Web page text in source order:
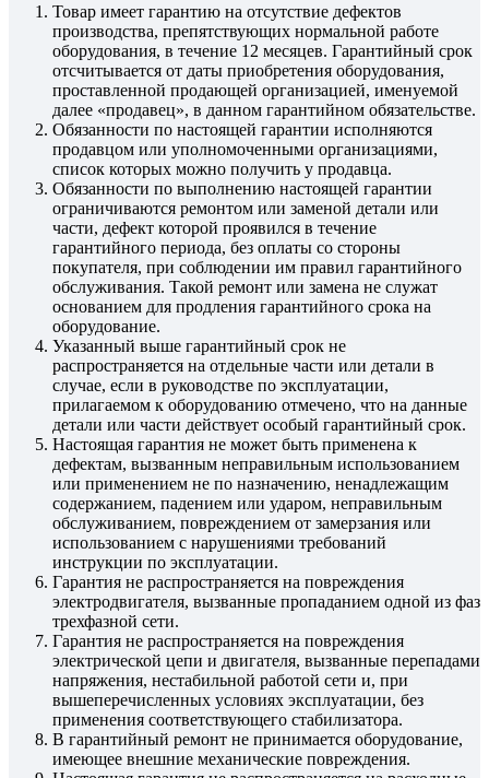
Товар имеет гарантию на отсутствие дефектов
производства, препятствующих нормальной работе
оборудования, в течение 12 месяцев. Гарантийный срок
отсчитывается от даты приобретения оборудования,
проставленной продающей организацией, именуемой
далее «продавец», в данном гарантийном обязательстве.
Обязанности по настоящей гарантии исполняются
продавцом или уполномоченными организациями,
список которых можно получить у продавца.
Обязанности по выполнению настоящей гарантии
ограничиваются ремонтом или заменой детали или
части, дефект которой проявился в течение
гарантийного периода, без оплаты со стороны
покупателя, при соблюдении им правил гарантийного
обслуживания. Такой ремонт или замена не служат
основанием для продления гарантийного срока на
оборудование.
Указанный выше гарантийный срок не
распространяется на отдельные части или детали в
случае, если в руководстве по эксплуатации,
прилагаемом к оборудованию отмечено, что на данные
детали или части действует особый гарантийный срок.
Настоящая гарантия не может быть применена к
дефектам, вызванным неправильным использованием
или применением не по назначению, ненадлежащим
содержанием, падением или ударом, неправильным
обслуживанием, повреждением от замерзания или
использованием с нарушениями требований
инструкции по эксплуатации.
Гарантия не распространяется на повреждения
электродвигателя, вызванные пропаданием одной из фаз
трехфазной сети.
Гарантия не распространяется на повреждения
электрической цепи и двигателя, вызванные перепадами
напряжения, нестабильной работой сети и, при
вышеперечисленных условиях эксплуатации, без
применения соответствующего стабилизатора.
В гарантийный ремонт не принимается оборудование,
имеющее внешние механические повреждения.